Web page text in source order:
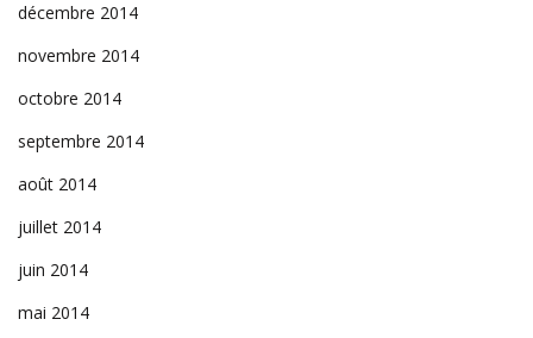
décembre 2014
novembre 2014
octobre 2014
septembre 2014
août 2014
juillet 2014
juin 2014
mai 2014